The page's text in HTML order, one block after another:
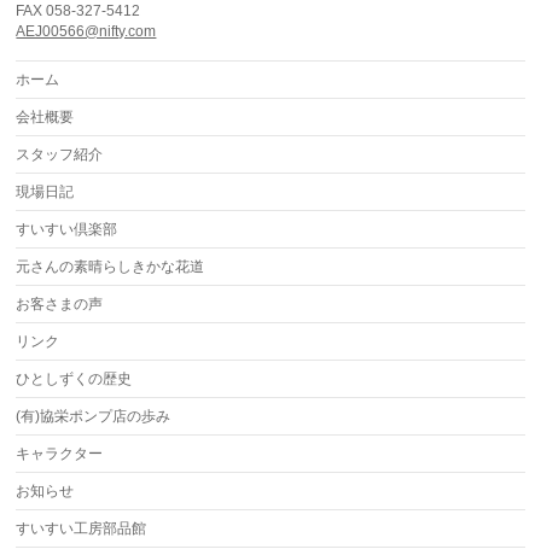
FAX 058-327-5412
AEJ00566@nifty.com
ホーム
会社概要
スタッフ紹介
現場日記
すいすい倶楽部
元さんの素晴らしきかな花道
お客さまの声
リンク
ひとしずくの歴史
(有)協栄ポンプ店の歩み
キャラクター
お知らせ
すいすい工房部品館